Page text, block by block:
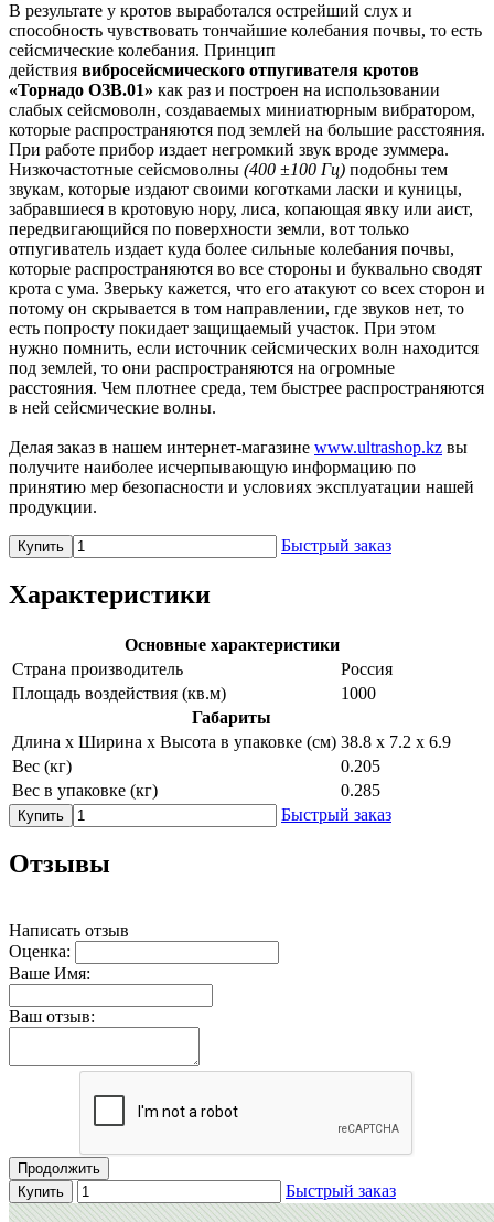
В результате у кротов выработался острейший слух и
способность чувствовать тончайшие колебания почвы, то есть
сейсмические колебания. Принцип
действия вибросейсмического отпугивателя кротов
«Торнадо ОЗВ.01» как раз и построен на использовании
слабых сейсмоволн, создаваемых миниатюрным вибратором,
которые распространяются под землей на большие расстояния.
При работе прибор издает негромкий звук вроде зуммера.
Низкочастотные сейсмоволны (400 ±100 Гц) подобны тем
звукам, которые издают своими коготками ласки и куницы,
забравшиеся в кротовую нору, лиса, копающая явку или аист,
передвигающийся по поверхности земли, вот только
отпугиватель издает куда более сильные колебания почвы,
которые распространяются во все стороны и буквально сводят
крота с ума. Зверьку кажется, что его атакуют со всех сторон и
потому он скрывается в том направлении, где звуков нет, то
есть попросту покидает защищаемый участок. При этом
нужно помнить, если источник сейсмических волн находится
под землей, то они распространяются на огромные
расстояния. Чем плотнее среда, тем быстрее распространяются
в ней сейсмические волны.
Делая заказ в нашем интернет-магазине www.ultrashop.kz вы
получите наиболее исчерпывающую информацию по
принятию мер безопасности и условиях эксплуатации нашей
продукции.
Купить Быстрый заказ
Характеристики
Основные характеристики
Страна производитель
Россия
Площадь воздействия (кв.м)
1000
Габариты
Длина х Ширина х Высота в упаковке (см) 38.8 х 7.2 х 6.9
Вес (кг)
0.205
Вес в упаковке (кг)
0.285
Купить Быстрый заказ
Отзывы
Написать отзыв
Оценка:
Ваше Имя:
Ваш отзыв:
Продолжить
Купить
Быстрый заказ